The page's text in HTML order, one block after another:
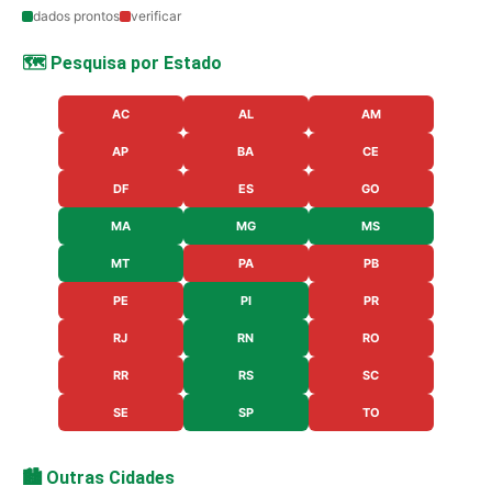
dados prontos verificar
🗺️ Pesquisa por Estado
AC AL AM
AP BA CE
DF ES GO
MA MG MS
MT PA PB
PE PI PR
RJ RN RO
RR RS SC
SE SP TO
🏙️ Outras Cidades